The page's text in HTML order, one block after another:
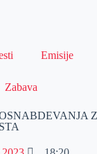
Emisije
Zabava